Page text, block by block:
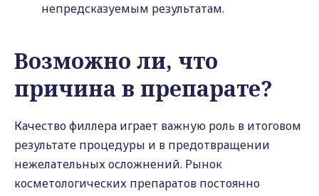
непредсказуемым результатам.
Возможно ли, что
причина в препарате?
Качество филлера играет важную роль в итоговом
результате процедуры и в предотвращении
нежелательных осложнений. Рынок
косметологических препаратов постоянно